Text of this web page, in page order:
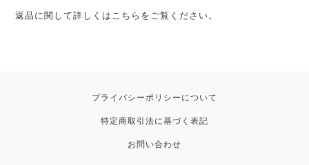
返品に関して詳しくはこちら をご覧ください。
プライバシーポリシーについて
特定商取引法に基づく表記
お問い合わせ